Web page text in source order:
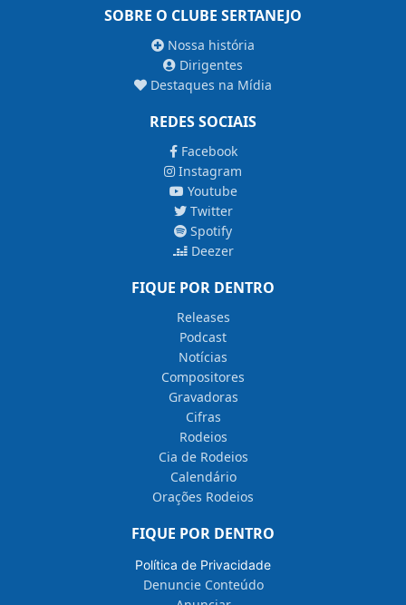
SOBRE O CLUBE SERTANEJO
Nossa história
Dirigentes
Destaques na Mídia
REDES SOCIAIS
Facebook
Instagram
Youtube
Twitter
Spotify
Deezer
FIQUE POR DENTRO
Releases
Podcast
Notícias
Compositores
Gravadoras
Cifras
Rodeios
Cia de Rodeios
Calendário
Orações Rodeios
FIQUE POR DENTRO
Política de Privacidade
Denuncie Conteúdo